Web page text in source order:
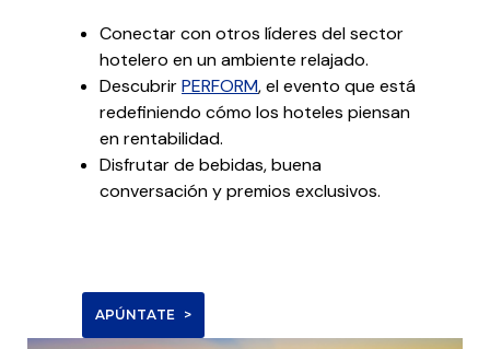
Conectar con otros líderes del sector
hotelero en un ambiente relajado.
DescubrirPERFORM, el evento que está
redefiniendo cómo los hoteles piensan
en rentabilidad.
Disfrutar de bebidas, buena
conversación y premios exclusivos.
APÚNTATE